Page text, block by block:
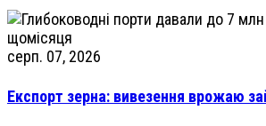
серп. 07, 2026
Експорт зерна: вивезення врожаю